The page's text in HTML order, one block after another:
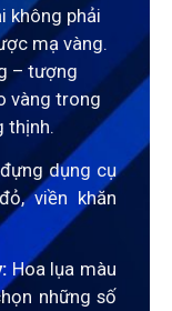
không phải
mạ vàng.
– tượng
vàng trong
thịnh.
dụng cụ
viền khăn
Hoa lụa màu
những số